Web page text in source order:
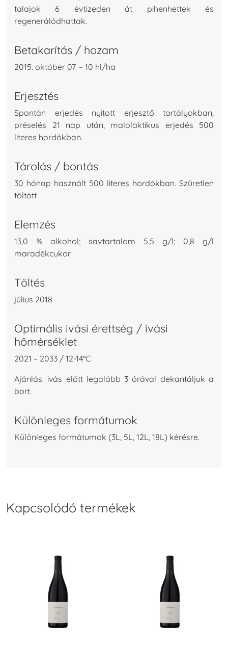
talajok 6 évtizeden át pihenhettek és
regenerálódhattak.
Betakarítás / hozam
2015. október 07. – 10 hl/ha
Erjesztés
Spontán erjedés nyitott erjesztő tartályokban,
préselés 21 nap után, malolaktikus erjedés 500
literes hordókban.
Tárolás / bontás
30 hónap használt 500 literes hordókban. Szűretlen
töltött
Elemzés
13,0 % alkohol; savtartalom 5,5 g/l; 0,8 g/l
maradékcukor
Töltés
július 2018
Optimális ivási érettség / ivási
hőmérséklet
2021 – 2033 / 12-14°C
Ajánlás: ivás előtt legalább 3 órával dekantáljuk a
bort.
Különleges formátumok
Különleges formátumok (3L, 5L, 12L, 18L) kérésre.
Kapcsolódó termékek